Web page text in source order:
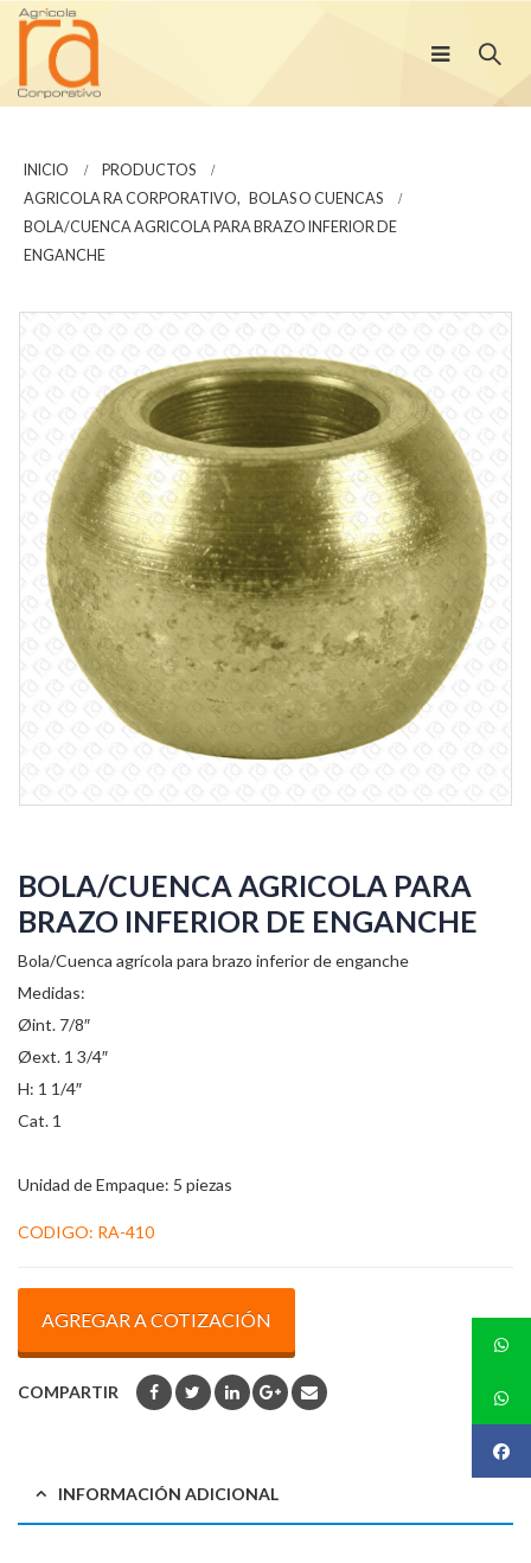
INICIO
PRODUCTOS
AGRICOLA RA CORPORATIVO,
BOLAS O CUENCAS
BOLA/CUENCA AGRICOLA PARA BRAZO INFERIOR DE
ENGANCHE
BOLA/CUENCA AGRICOLA PARA
BRAZO INFERIOR DE ENGANCHE
Bola/Cuenca agrícola para brazo inferior de enganche
Medidas:
Øint. 7/8″
Øext. 1 3/4″
H: 1 1/4″
Cat. 1
Unidad de Empaque: 5 piezas
CODIGO: RA-410
AGREGAR A COTIZACIÓN
COMPARTIR
INFORMACIÓN ADICIONAL